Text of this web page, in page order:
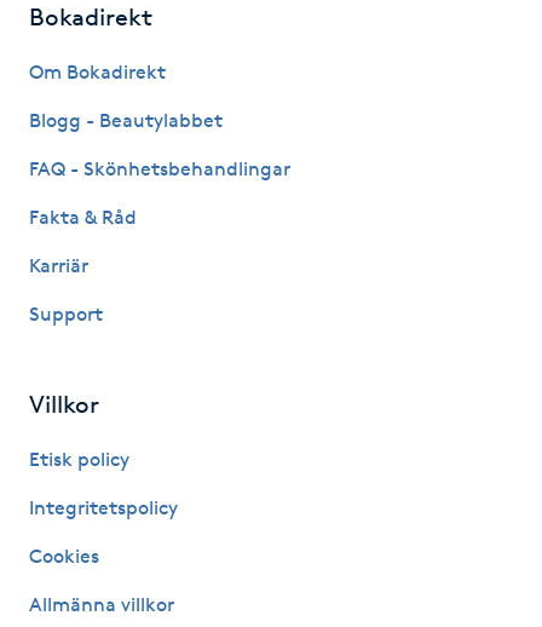
Hollywood Peel
Hot yoga
Huduppstramning
Hyperhidros
Bokadirekt
Om Bokadirekt
Blogg - Beautylabbet
FAQ - Skönhetsbehandlingar
Fakta & Råd
Karriär
Support
Villkor
Etisk policy
Integritetspolicy
Cookies
Allmänna villkor